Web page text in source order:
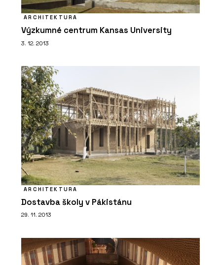
ARCHITEKTURA
Výzkumné centrum Kansas University
3. 12. 2013
ARCHITEKTURA
Dostavba školy v Pákistánu
29. 11. 2013